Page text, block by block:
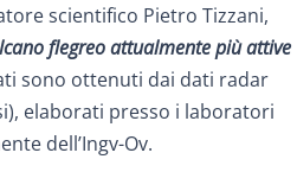
scientifico Pietro Tizzani,
flegreo attualmente più attive
sono ottenuti dai dati radar
elaborati presso i laboratori
dell’Ingv-Ov.